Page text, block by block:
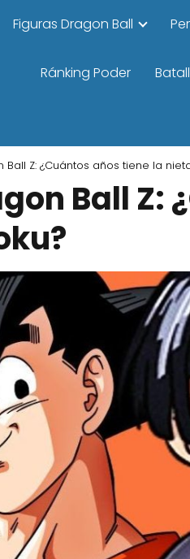
Figuras Dragon Ball
Ránking Poder
Z: ¿Cuántos años tiene la
Ball Z: